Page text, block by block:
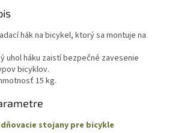
hák na bicykel, ktorý sa montuje na
uhol háku zaistí bezpečné zavesenie
bicyklov.
15 kg.
stojany pre bicykle